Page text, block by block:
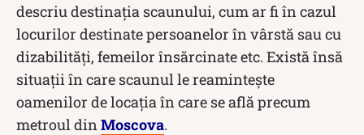
descriu destinația scaunului, cum ar fi în cazul
locurilor destinate persoanelor în vârstă sau cu
dizabilități, femeilor însărcinate etc. Există însă
situații în care scaunul le reamintește
oamenilor de locația în care se află precum
metroul din Moscova.